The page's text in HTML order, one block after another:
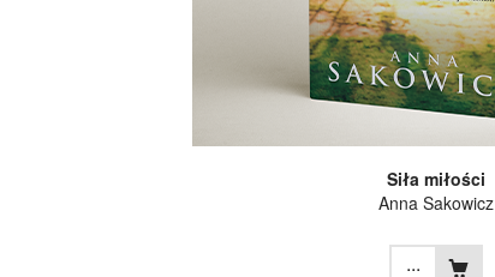
Siła miłości
Anna Sakowicz
...